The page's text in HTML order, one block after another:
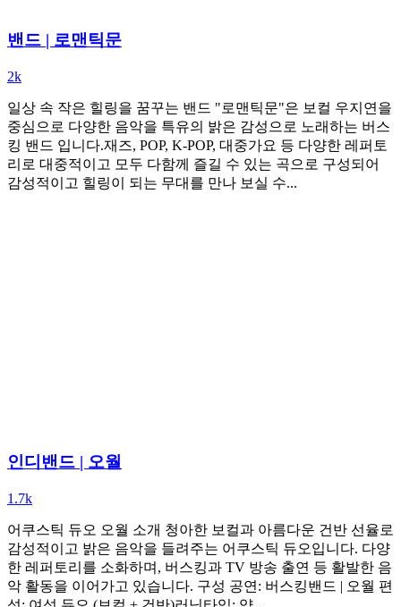
밴드 | 로맨틱문
2k
일상 속 작은 힐링을 꿈꾸는 밴드 "로맨틱문"은 보컬 우지연을
중심으로 다양한 음악을 특유의 밝은 감성으로 노래하는 버스
킹 밴드 입니다.재즈, POP, K-POP, 대중가요 등 다양한 레퍼토
리로 대중적이고 모두 다함께 즐길 수 있는 곡으로 구성되어
감성적이고 힐링이 되는 무대를 만나 보실 수...
인디밴드 | 오월
1.7k
어쿠스틱 듀오 오월 소개 청아한 보컬과 아름다운 건반 선율로
감성적이고 밝은 음악을 들려주는 어쿠스틱 듀오입니다. 다양
한 레퍼토리를 소화하며, 버스킹과 TV 방송 출연 등 활발한 음
악 활동을 이어가고 있습니다. 구성 공연: 버스킹밴드 | 오월 편